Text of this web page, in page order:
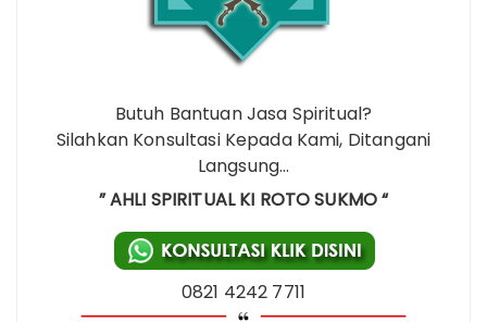
Butuh Bantuan Jasa Spiritual?
Silahkan Konsultasi Kepada Kami, Ditangani
Langsung…
” AHLI SPIRITUAL KI ROTO SUKMO “
0821 4242 7711